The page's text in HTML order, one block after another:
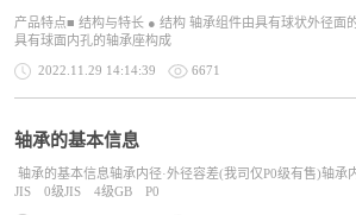
产品特点■ 结构与特长 ● 结构 轴承组件由具有球状外径面
具有球面内孔的轴承座构成
2022.11.29 14:14:39 6671
轴承的基本信息
轴承的基本信息轴承内径·外径容差(我司仅P0级有售)轴承
JIS 0级JIS 4级GB P0